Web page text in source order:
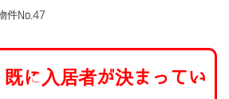
件No.47
既に入居者が決まってい